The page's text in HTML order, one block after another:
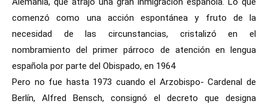
comenzó como una acción espontánea y fruto de la
necesidad de las circunstancias, cristalizó en el
nombramiento del primer párroco de atención en lengua
española por parte del Obispado, en 1964
Pero no fue hasta 1973 cuando el Arzobispo- Cardenal de
Berlín, Alfred Bensch, consignó el decreto que designa